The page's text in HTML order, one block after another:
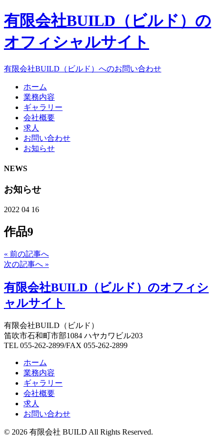
有限会社BUILD（ビルド）の
オフィシャルサイト
有限会社BUILD（ビルド）へのお問い合わせ
ホーム
業務内容
ギャラリー
会社概要
求人
お問い合わせ
お知らせ
NEWS
お知らせ
2022 04 16
作品9
« 前の記事へ
次の記事へ »
有限会社BUILD（ビルド）のオフィシ
ャルサイト
有限会社BUILD（ビルド）
笛吹市石和町市部1084 ハヤカワビル203
TEL 055-262-2899/FAX 055-262-2899
ホーム
業務内容
ギャラリー
会社概要
求人
お問い合わせ
© 2026 有限会社 BUILD All Rights Reserved.